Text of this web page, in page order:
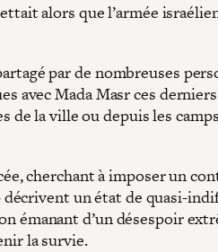
alors que l’armée
par de nombreuses
avec Mada Masr ces
de la ville ou depuis les
cherchant à imposer un
un état de quasi-
émanant d’un désespoir
la survie.